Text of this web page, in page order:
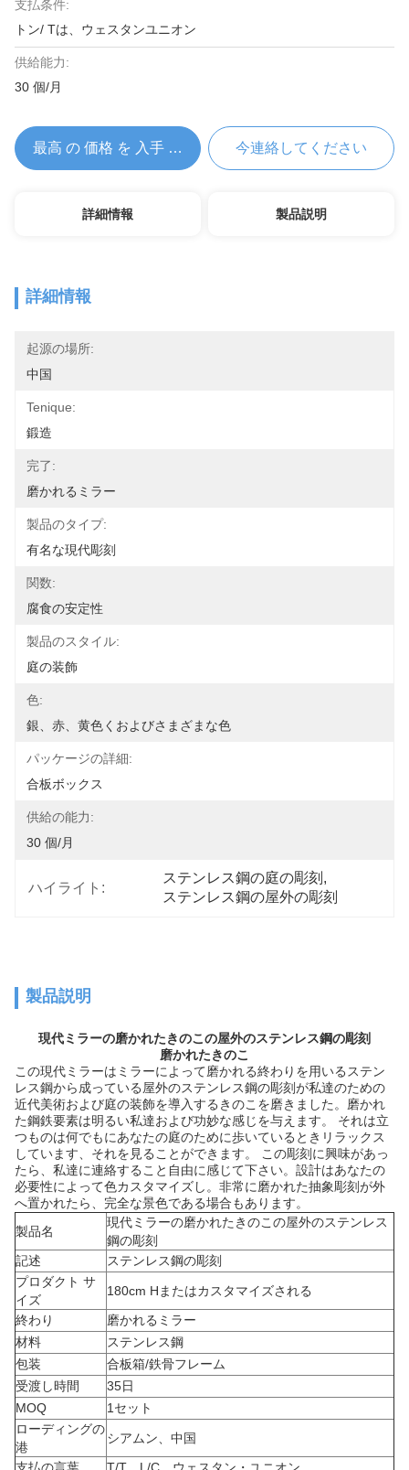
支払条件:
トン/ Tは、ウェスタンユニオン
供給能力:
30 個/月
最高 の 価格 を 入手 する 今連絡してください
詳細情報 製品説明
詳細情報
起源の場所:
中国
Tenique:
鍛造
完了:
磨かれるミラー
製品のタイプ:
有名な現代彫刻
関数:
腐食の安定性
製品のスタイル:
庭の装飾
色:
銀、赤、黄色くおよびさまざまな色
パッケージの詳細:
合板ボックス
供給の能力:
30 個/月
ハイライト:
ステンレス鋼の庭の彫刻 ,
ステンレス鋼の屋外の彫刻
製品説明
現代ミラーの磨かれたきのこの屋外のステンレス鋼の彫刻
磨かれたきのこ
この現代ミラーは ミラーによって磨かれる終わりを用いるステン
レス鋼から成っている屋外のステンレス鋼の彫刻が私達のための
近代美術および庭の装飾を導入する きのこを磨きました 。磨かれ
た鋼鉄要素は明るい私達および功妙な感じを与えます。 それは立
つものは何でもにあなたの庭のために歩いているときリラックス
しています、 それを見ることができます。 この彫刻に興味があっ
たら、私達に連絡すること自由に感じて下さい。設計はあなたの
必要性によって色カスタマイズし。非常に磨かれた抽象彫刻が外
へ置かれたら、完全な景色である場合もあります。
製品名
現代ミラーの磨かれたきのこの屋外のステンレス
鋼の彫刻
記述
ステンレス鋼の彫刻
プロダクト サ
イズ
180cm Hまたはカスタマイズされる
終わり
磨かれるミラー
材料
ステンレス鋼
包装
合板箱/鉄骨フレーム
受渡し時間
35日
MOQ
1セット
ローディングの
港
シアムン、中国